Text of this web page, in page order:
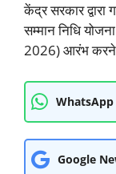
केंद्र सरकार
सम्मान निधि
2026) आरंभ करने
Google